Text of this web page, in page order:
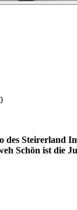
des Steirerland
Schön ist die